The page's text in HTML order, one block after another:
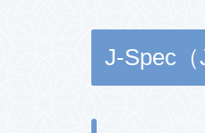
J-Spec（